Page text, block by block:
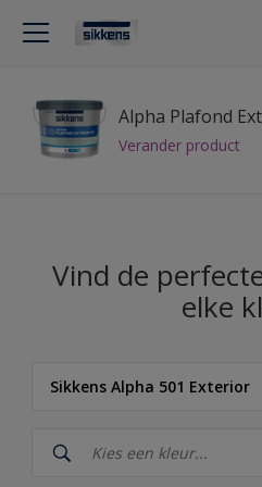
Verander product
Vind de
elke
Sikkens Alpha 501 Exterior
Sikkens